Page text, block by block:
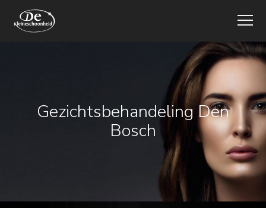
Gezichtsbehandeling Den
Bosch